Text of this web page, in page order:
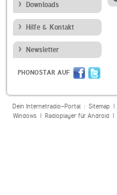
Downloads
Hilfe & Kontakt
Newsletter
PHONOSTAR AUF
Dein Internetradio-Portal : Sitemap|
Windows| Radioplayer für Android|